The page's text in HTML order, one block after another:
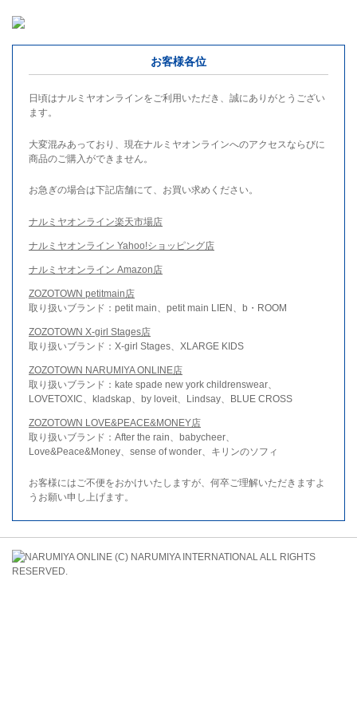
お客様各位
日頃はナルミヤオンラインをご利用いただき、誠にありがとうござい
ます。
大変混みあっており、現在ナルミヤオンラインへのアクセスならびに
商品のご購入ができません。
お急ぎの場合は下記店舗にて、お買い求めください。
ナルミヤオンライン楽天市場店
ナルミヤオンライン Yahoo!ショッピング店
ナルミヤオンライン Amazon店
ZOZOTOWN petitmain店
取り扱いブランド：petit main、petit main LIEN、b・ROOM
ZOZOTOWN X-girl Stages店
取り扱いブランド：X-girl Stages、XLARGE KIDS
ZOZOTOWN NARUMIYA ONLINE店
取り扱いブランド：kate spade new york childrenswear、
LOVETOXIC、kladskap、by loveit、Lindsay、BLUE CROSS
ZOZOTOWN LOVE&PEACE&MONEY店
取り扱いブランド：After the rain、babycheer、
Love&Peace&Money、sense of wonder、キリンのソフィ
お客様にはご不便をおかけいたしますが、何卒ご理解いただきますよ
うお願い申し上げます。